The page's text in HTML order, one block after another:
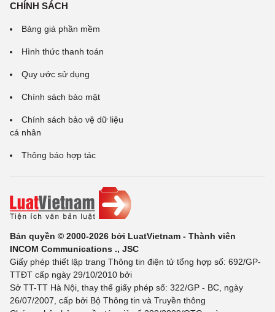
CHÍNH SÁCH
Bảng giá phần mềm
Hình thức thanh toán
Quy ước sử dụng
Chính sách bảo mật
Chính sách bảo vệ dữ liệu
cá nhân
Thông báo hợp tác
Bản quyền © 2000-2026 bởi LuatVietnam - Thành viên
INCOM Communications ., JSC
Giấy phép thiết lập trang Thông tin điện tử tổng hợp số: 692/GP-
TTĐT cấp ngày 29/10/2010 bởi
Sở TT-TT Hà Nội, thay thế giấy phép số: 322/GP - BC, ngày
26/07/2007, cấp bởi Bộ Thông tin và Truyền thông